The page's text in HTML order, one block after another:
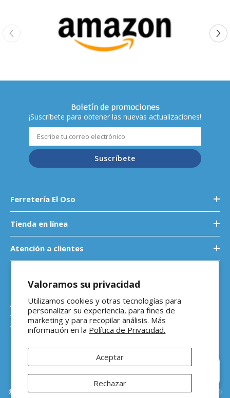
Valoramos su privacidad
Utilizamos cookies y otras tecnologías para
personalizar su experiencia, para fines de
marketing y para recopilar análisis. Más
información en la Política de Privacidad.
Aceptar
Rechazar
Boletín de promociones
¡Suscríbete para obtener las nuevas actualizaciones!
Suscríbete
Ferretería El Oso
Tienda en línea
Atención a clientes
Contáctanos
Atención a empresas
ventasb2b@ferreteriaeloso.mx
WhatsApp: 464 205 4992
®Ferretería El Oso Todos los derechos reservados |Vitamina Online®